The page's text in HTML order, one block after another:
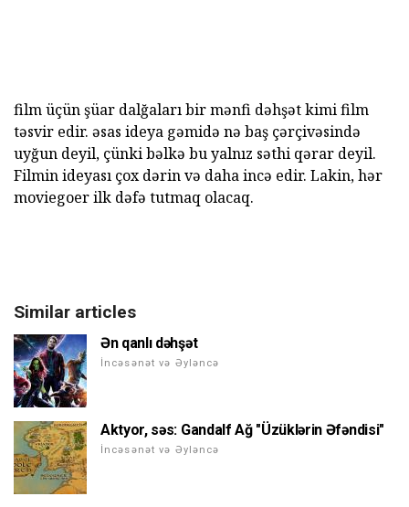
film üçün şüar dalğaları bir mənfi dəhşət kimi film
təsvir edir. əsas ideya gəmidə nə baş çərçivəsində
uyğun deyil, çünki bəlkə bu yalnız səthi qərar deyil.
Filmin ideyası çox dərin və daha incə edir. Lakin, hər
moviegoer ilk dəfə tutmaq olacaq.
Similar articles
Ən qanlı dəhşət
İncəsənət və Əyləncə
Aktyor, səs: Gandalf Ağ "Üzüklərin Əfəndisi"
İncəsənət və Əyləncə